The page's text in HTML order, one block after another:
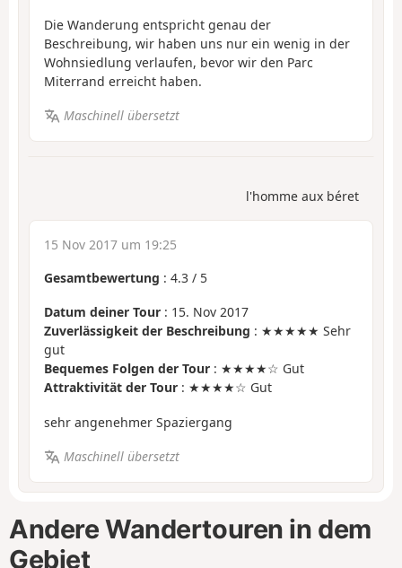
Die Wanderung entspricht genau der
Beschreibung, wir haben uns nur ein wenig in der
Wohnsiedlung verlaufen, bevor wir den Parc
Miterrand erreicht haben.
Maschinell übersetzt
l'homme aux béret
15 Nov 2017 um 19:25
Gesamtbewertung : 4.3 / 5
Datum deiner Tour : 15. Nov 2017
Zuverlässigkeit der Beschreibung : ★★★★★ Sehr
gut
Bequemes Folgen der Tour : ★★★★☆ Gut
Attraktivität der Tour : ★★★★☆ Gut
sehr angenehmer Spaziergang
Maschinell übersetzt
Andere Wandertouren in dem
Gebiet